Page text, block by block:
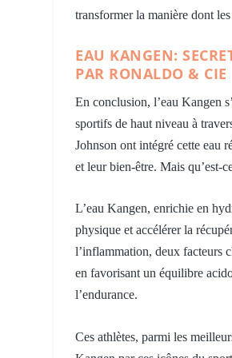
transformer la manière dont les
EAU KANGEN:
PAR RONALDO & CIE
En conclusion, l’eau Kangen
sportifs de haut niveau à
Johnson ont intégré cette eau
et leur bien-être. Mais qu’est-
L’eau Kangen, enrichie en
physique et accélérer la
l’inflammation, deux facteurs
en favorisant un équilibre
l’endurance.
Ces athlètes, parmi les